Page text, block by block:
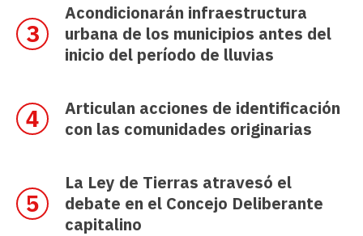
Acondicionarán infraestructura
urbana de los municipios antes del
inicio del período de lluvias
Articulan acciones de identificación
con las comunidades originarias
La Ley de Tierras atravesó el
debate en el Concejo Deliberante
capitalino